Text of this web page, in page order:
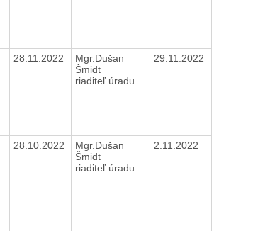
28.11.2022
Mgr.Dušan
Šmidt
riaditeľ úradu
29.11.2022
28.10.2022
Mgr.Dušan
Šmidt
riaditeľ úradu
2.11.2022